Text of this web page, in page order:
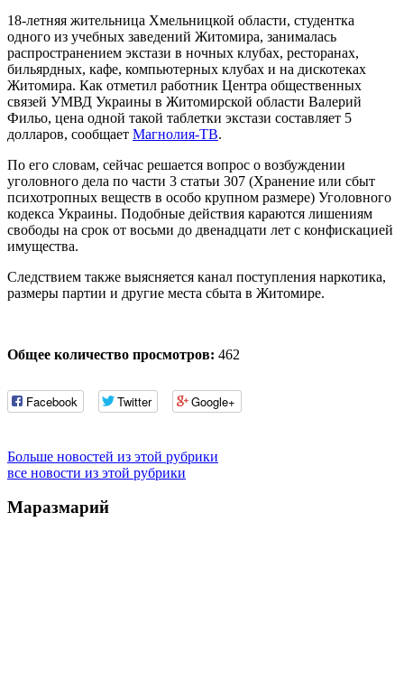
18-летняя жительница Хмельницкой области, студентка
одного из учебных заведений Житомира, занималась
распространением экстази в ночных клубах, ресторанах,
бильярдных, кафе, компьютерных клубах и на дискотеках
Житомира. Как отметил работник Центра общественных
связей УМВД Украины в Житомирской области Валерий
Фильо, цена одной такой таблетки экстази составляет 5
долларов, сообщает Магнолия-ТВ.
По его словам, сейчас решается вопрос о возбуждении
уголовного дела по части 3 статьи 307 (Хранение или сбыт
психотропных веществ в особо крупном размере) Уголовного
кодекса Украины. Подобные действия караются лишениям
свободы на срок от восьми до двенадцати лет с конфискацией
имущества.
Следствием также выясняется канал поступления наркотика,
размеры партии и другие места сбыта в Житомире.
Общее количество просмотров: 462
Facebook Twitter Google+
Больше новостей из этой рубрики
все новости из этой рубрики
Маразмарий